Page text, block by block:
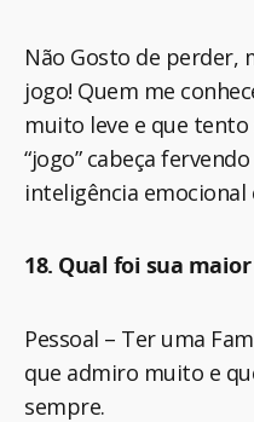
Não Gosto de perder,
jogo! Quem me
muito leve e que
“jogo” cabeça
inteligência emocional
18. Qual foi sua
Pessoal – Ter uma
que admiro muito e
sempre.